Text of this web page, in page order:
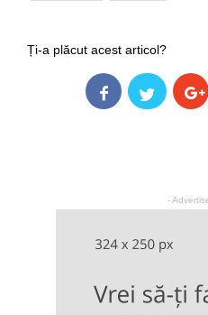
Ți-a plăcut acest articol?
-